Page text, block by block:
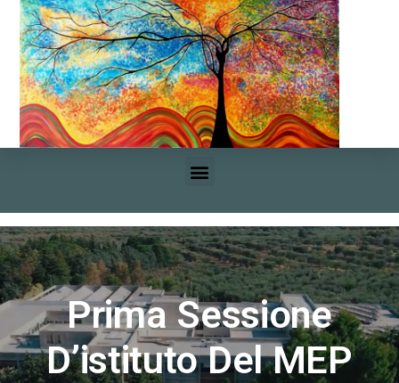
Home»Prima sessione d’istituto del MEP
Prima Sessione
D’istituto Del MEP